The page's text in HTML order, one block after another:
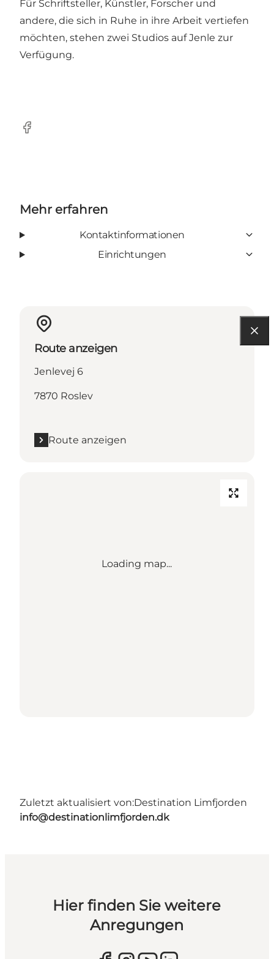
Für Schriftsteller, Künstler, Forscher und
andere, die sich in Ruhe in ihre Arbeit vertiefen
möchten, stehen zwei Studios auf Jenle zur
Verfügung.
Facebook
Mehr erfahren
Kontaktinformationen
Einrichtungen
Route anzeigen
Jenlevej 6
7870 Roslev
Route anzeigen
Loading map...
Zuletzt aktualisiert von:Destination Limfjorden
info@destinationlimfjorden.dk
Hier finden Sie weitere
Anregungen